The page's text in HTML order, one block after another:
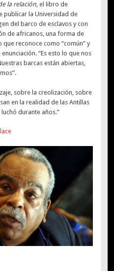
la relación, el libro de
publicar la Universidad de
del barco de esclavos y con
de africanos, una forma de
que reconoce como “común” y
“Es esto lo que nos
barcas están abiertas,
sobre la creolización, sobre
en la realidad de las Antillas
durante años.”